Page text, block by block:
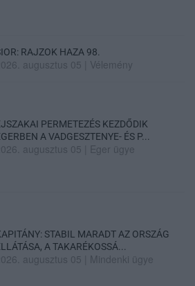
RAJZOK HAZA 98.
augusztus 05 Vélemény
PERMETEZÉS KEZDŐDIK
A VADGESZTENYE- ÉS P...
augusztus 05 Eger ügye
STABIL MARADT AZ ORSZÁG
A TAKARÉKOSSÁ...
augusztus 05 Mindenki ügye